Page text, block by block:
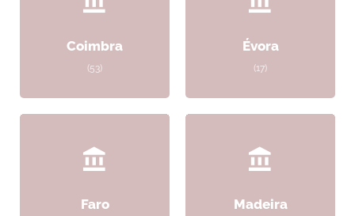
Coimbra
(53)
Évora
(17)
Faro Madeira